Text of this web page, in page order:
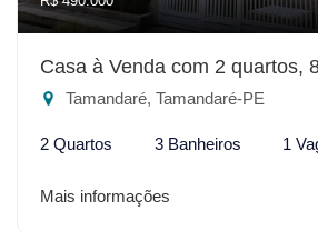
Casa à Venda com 2 quartos,
Tamandaré, Tamandaré-PE
2 Quartos 3 Banheiros 1
Mais informações